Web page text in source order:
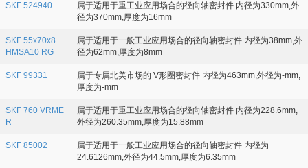
SKF 524940
属于适用于重工业应用场合的径向轴密封件 内径为330mm,外
径为370mm,厚度为16mm
SKF 55x70x8
HMSA10 RG
属于适用于一般工业应用场合的径向轴密封件 内径为38mm,外
径为62mm,厚度为8mm
SKF 99331
属于专属北美市场的 V形圈密封件 内径为463mm,外径为-mm,
厚度为-mm
SKF 760 VRME
R
属于适用于重工业应用场合的径向轴密封件 内径为228.6mm,
外径为260.35mm,厚度为15.88mm
SKF 85002
属于适用于一般工业应用场合的径向轴密封件 内径为
24.6126mm,外径为44.5mm,厚度为6.35mm